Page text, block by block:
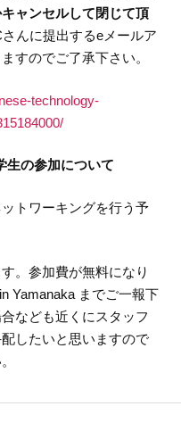
ャンセルして閉じて頂
んに提出するeメールア
すのでご了承下さい。
technology-
生の参加について
トワーキングを行う予
。参加費が無料になり
Yamanaka までご一報下
なども近くにスタッフ
したいと思いますので